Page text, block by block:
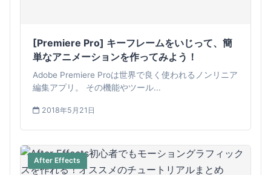
[Premiere Pro] キーフレームをいじって、簡
単なアニメーションを作ってみよう！
Adobe Premiere Proは世界で良く使われるノンリニア
編集アプリ。 その機能やツール...
2018年5月21日
After Effects